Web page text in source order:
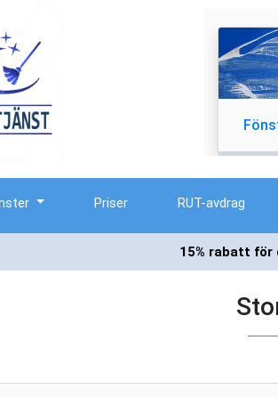
Priser RUT-avdrag
15% rabatt för